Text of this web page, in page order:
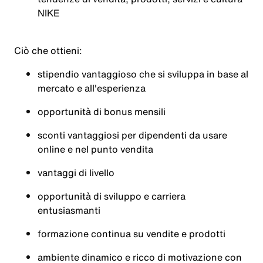
NIKE
Ciò che ottieni:
stipendio vantaggioso che si sviluppa in base al
mercato e all'esperienza
opportunità di bonus mensili
sconti vantaggiosi per dipendenti da usare
online e nel punto vendita
vantaggi di livello
opportunità di sviluppo e carriera
entusiasmanti
formazione continua su vendite e prodotti
ambiente dinamico e ricco di motivazione con